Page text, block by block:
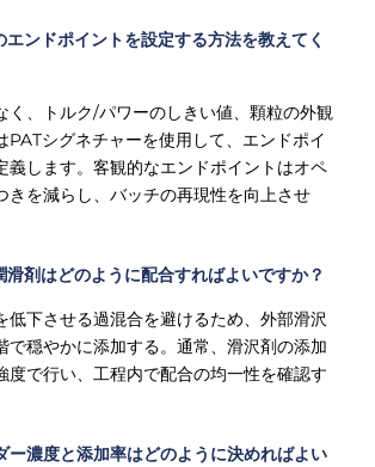
ンドポイントを設定する方法を教えてく
く、トルク/パワーのしきい値、顆粒の外観
PATシグネチャーを使用して、エンドポイ
義します。客観的なエンドポイントはオペ
きを減らし、バッチの再現性を向上させ
剤はどのように配合すればよいですか？
低下させる過混合を避けるため、外部滑沢
で穏やかに添加する。通常、滑沢剤の添加
度で行い、工程内で配合の均一性を確認す
ー濃度と添加率はどのように決めればよい